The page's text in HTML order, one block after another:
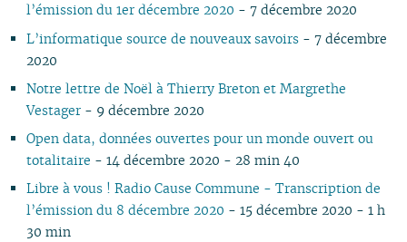
01
01
01
01
02
03
02
l’émission du 1er décembre 2020 - 7 décembre 2020
L’informatique source de nouveaux savoirs- 7 décembre
2020
Notre lettre de Noël à Thierry Breton et Margrethe
Vestager- 9 décembre 2020
Open data, données ouvertes pour un monde ouvert ou
totalitaire - 14 décembre 2020 - 28 min 40
Libre à vous ! Radio Cause Commune - Transcription de
l’émission du 8 décembre 2020 - 15 décembre 2020 - 1 h
30 min